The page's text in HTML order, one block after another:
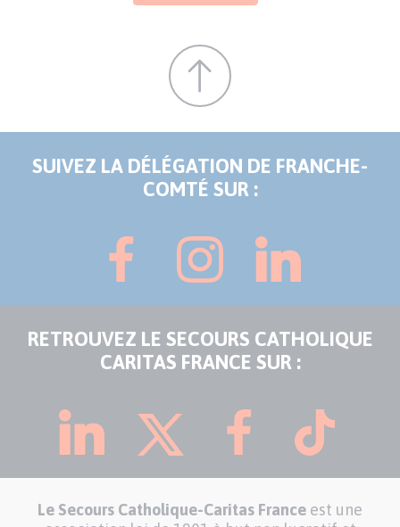
SUIVEZ LA DÉLÉGATION DE FRANCHE-
COMTÉ SUR :
RETROUVEZ LE SECOURS CATHOLIQUE
CARITAS FRANCE SUR :
Le Secours Catholique-Caritas France est une